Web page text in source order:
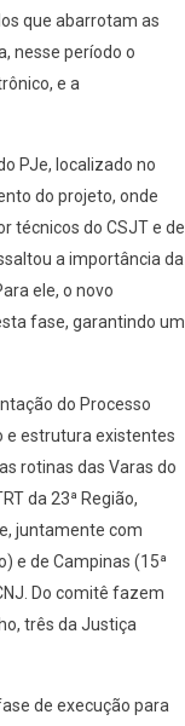
que abarrotam as
nesse período o
e a
PJe, localizado no
do projeto, onde
técnicos do CSJT e de
a importância da
ele, o novo
fase, garantindo um
do Processo
e estrutura existentes
rotinas das Varas do
da 23ª Região,
juntamente com
e de Campinas (15ª
Do comitê fazem
três da Justiça
de execução para